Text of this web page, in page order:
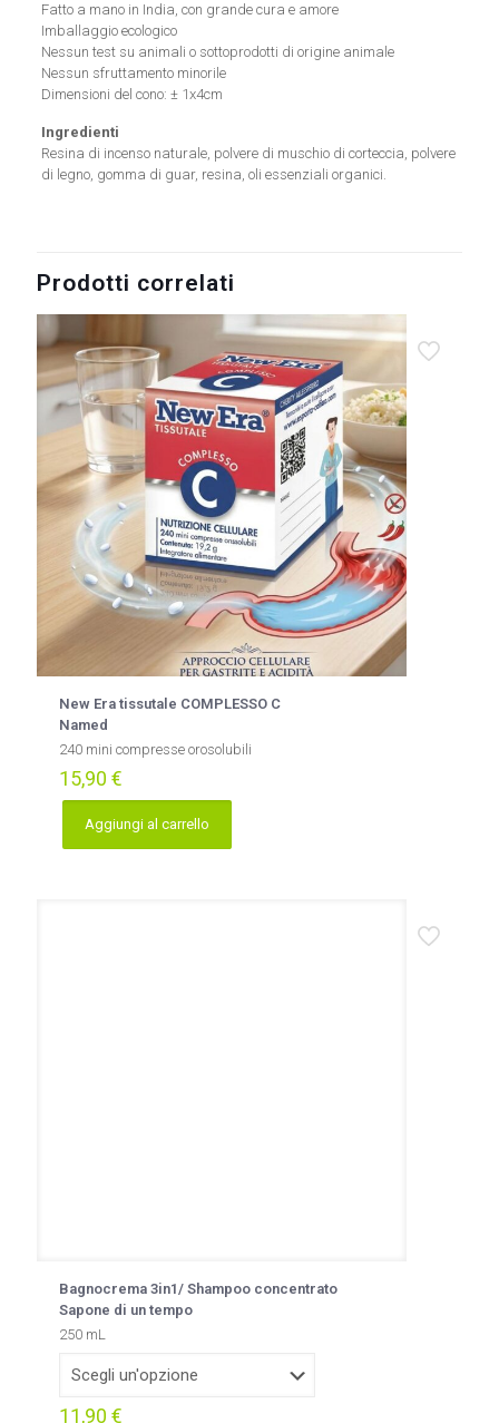
Fatto a mano in India, con grande cura e amore
Imballaggio ecologico
Nessun test su animali o sottoprodotti di origine animale
Nessun sfruttamento minorile
Dimensioni del cono: ± 1x4cm
Ingredienti
Resina di incenso naturale, polvere di muschio di corteccia, polvere
di legno, gomma di guar, resina, oli essenziali organici.
Prodotti correlati
New Era tissutale COMPLESSO C
Named
240 mini compresse orosolubili
15,90 €
Aggiungi al carrello
Bagnocrema 3in1/ Shampoo concentrato
Sapone di un tempo
250 mL
11,90 €